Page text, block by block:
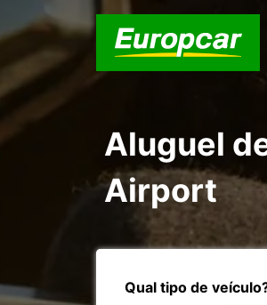
Aluguel
Airport
Qual tipo de